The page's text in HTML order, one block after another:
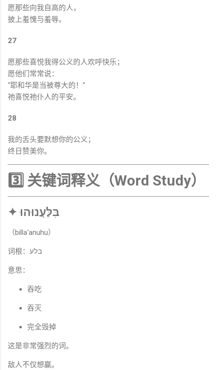
愿那些向我自高的人，
披上羞愧与羞辱。
27
愿那些喜悦我得公义的人欢呼快乐；
愿他们常常说：
“耶和华是当被尊大的！”
祂喜悦祂仆人的平安。
28
我的舌头要默想你的公义；
终日赞美你。
3️⃣ 关键词释义（Word Study）
✦ בִּלַּעֲנוּהוּ
（billa‘anuhu）
词根：בלע
意思：
吞吃
吞灭
完全毁掉
这是非常强烈的词。
敌人不仅想赢。